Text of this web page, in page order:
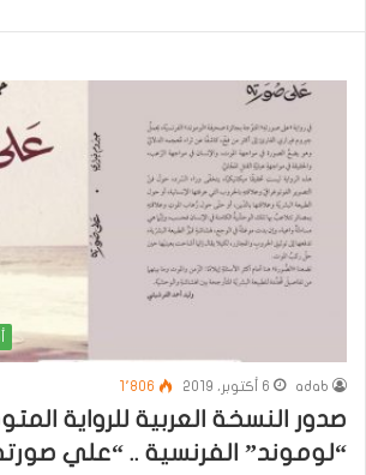
adab 6 أكتوبر، 2019 1٬806
صدور النسخة العربية للرواية
“لوموند” الفرنسية .. “علي